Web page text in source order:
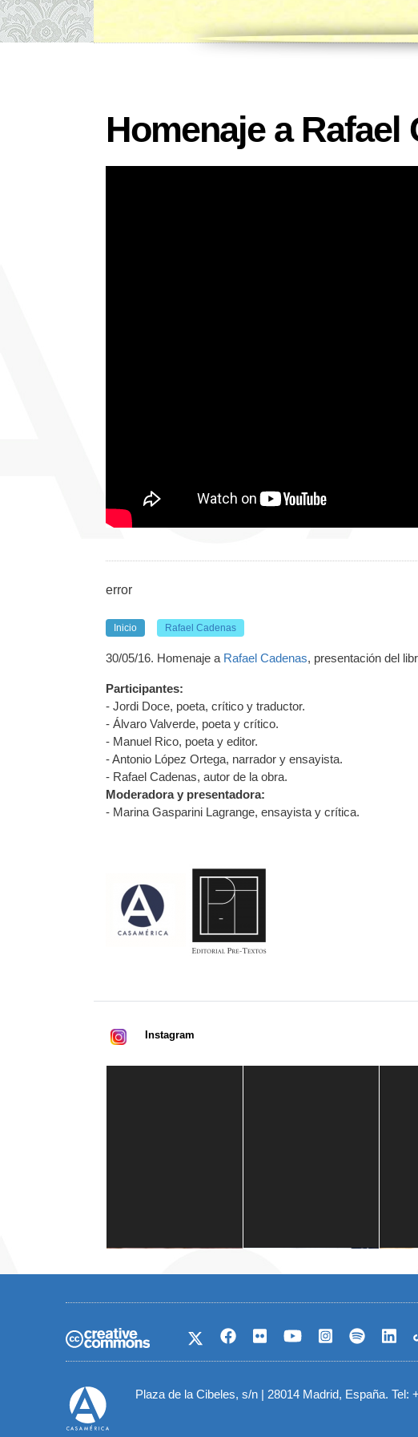
Homenaje a Rafael
error
Inicio Rafael Cadenas
30/05/16. Homenaje a Rafael Cadenas, presentación del
Participantes:
- Jordi Doce, poeta, crítico y traductor.
- Álvaro Valverde, poeta y crítico.
- Manuel Rico, poeta y editor.
- Antonio López Ortega, narrador y ensayista.
- Rafael Cadenas, autor de la obra.
Moderadora y presentadora:
- Marina Gasparini Lagrange, ensayista y crítica.
Instagram
Plaza de la Cibeles, s/n | 28014 Madrid, España. Tel: